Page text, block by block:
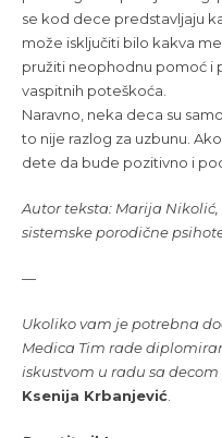
se kod dece predstavljaju
može isključiti bilo kakva
pružiti neophodnu pomoć i
vaspitnih poteškoća.
Naravno, neka deca su
to nije razlog za uzbunu.
dete da bude pozitivno i
Autor teksta: Marija
sistemske porodične
—
Ukoliko vam je potrebna
Medica Tim rade
iskustvom u radu sa
Ksenija Krbanjević